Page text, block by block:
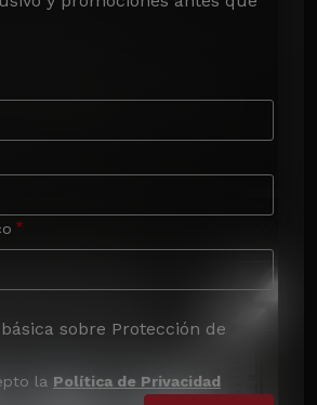
sobre Protección de
la Política de Privacidad